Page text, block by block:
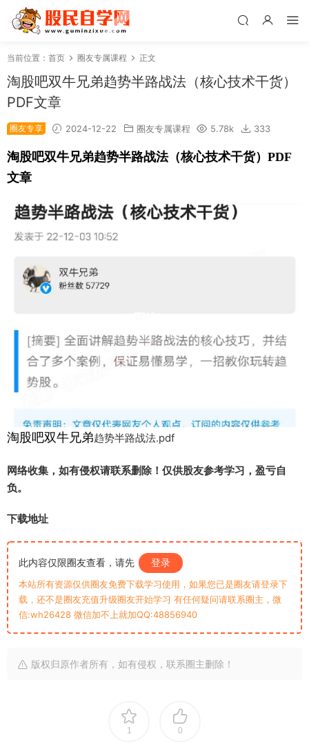
当前位置： 首页 圈友专属课程 正文
淘股吧双牛兄弟趋势半路战法（核心技术干货）
PDF文章
圈友专享 2024-12-22 圈友专属课程 5.78k 333
淘股吧双牛兄弟趋势半路战法（核心技术干货）PDF
文章
淘股吧双牛兄弟趋势半路战法.pdf
网络收集，如有侵权请联系删除！仅供股友参考学习，盈亏自
负。
下载地址
此内容仅限圈友查看，请先 登录
本站所有资源仅供圈友免费下载学习使用，如果您已是圈友请登录下
载，还不是圈友充值升级圈友开始学习 有任何疑问请联系圈主，微
信:wh26428 微信加不上就加QQ:48856940
版权归原作者所有，如有侵权，联系圈主删除！
1 0